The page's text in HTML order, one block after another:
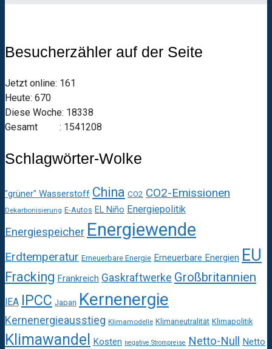
Besucherzähler auf der Seite
Jetzt online: 161
Heute: 670
Diese Woche: 18338
Gesamt : 1541208
Schlagwörter-Wolke
"grüner" Wasserstoff China CO2 CO2-Emissionen
Dekarbonisierung E-Autos EL Niño Energiepolitik
Energiespeicher Energiewende
Erdtemperatur Erneuerbare Energie Erneuerbare Energien EU
Fracking Frankreich Gaskraftwerke Großbritannien
IEA IPCC Japan Kernenergie
Kernenergieausstieg Klimamodelle Klimaneutralität Klimapolitik
Klimawandel Kosten negative Strompreise Netto-Null Netto